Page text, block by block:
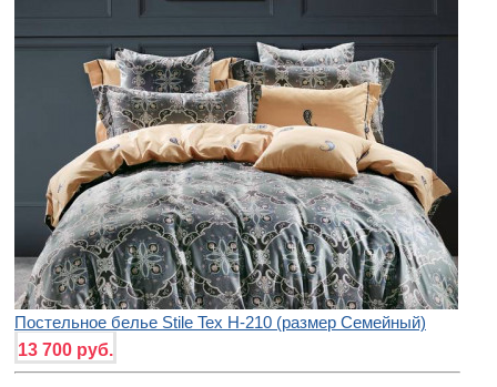
Постельное белье Stile Tex H-210 (размер Семейный)
13 700 руб.